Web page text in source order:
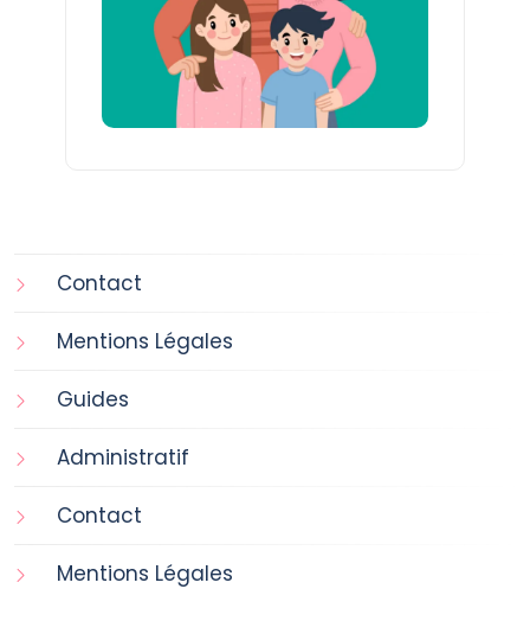
Contact
Mentions Légales
Guides
Administratif
Contact
Mentions Légales